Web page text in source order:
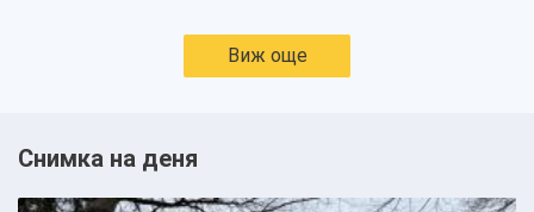
Виж още
Снимка на деня